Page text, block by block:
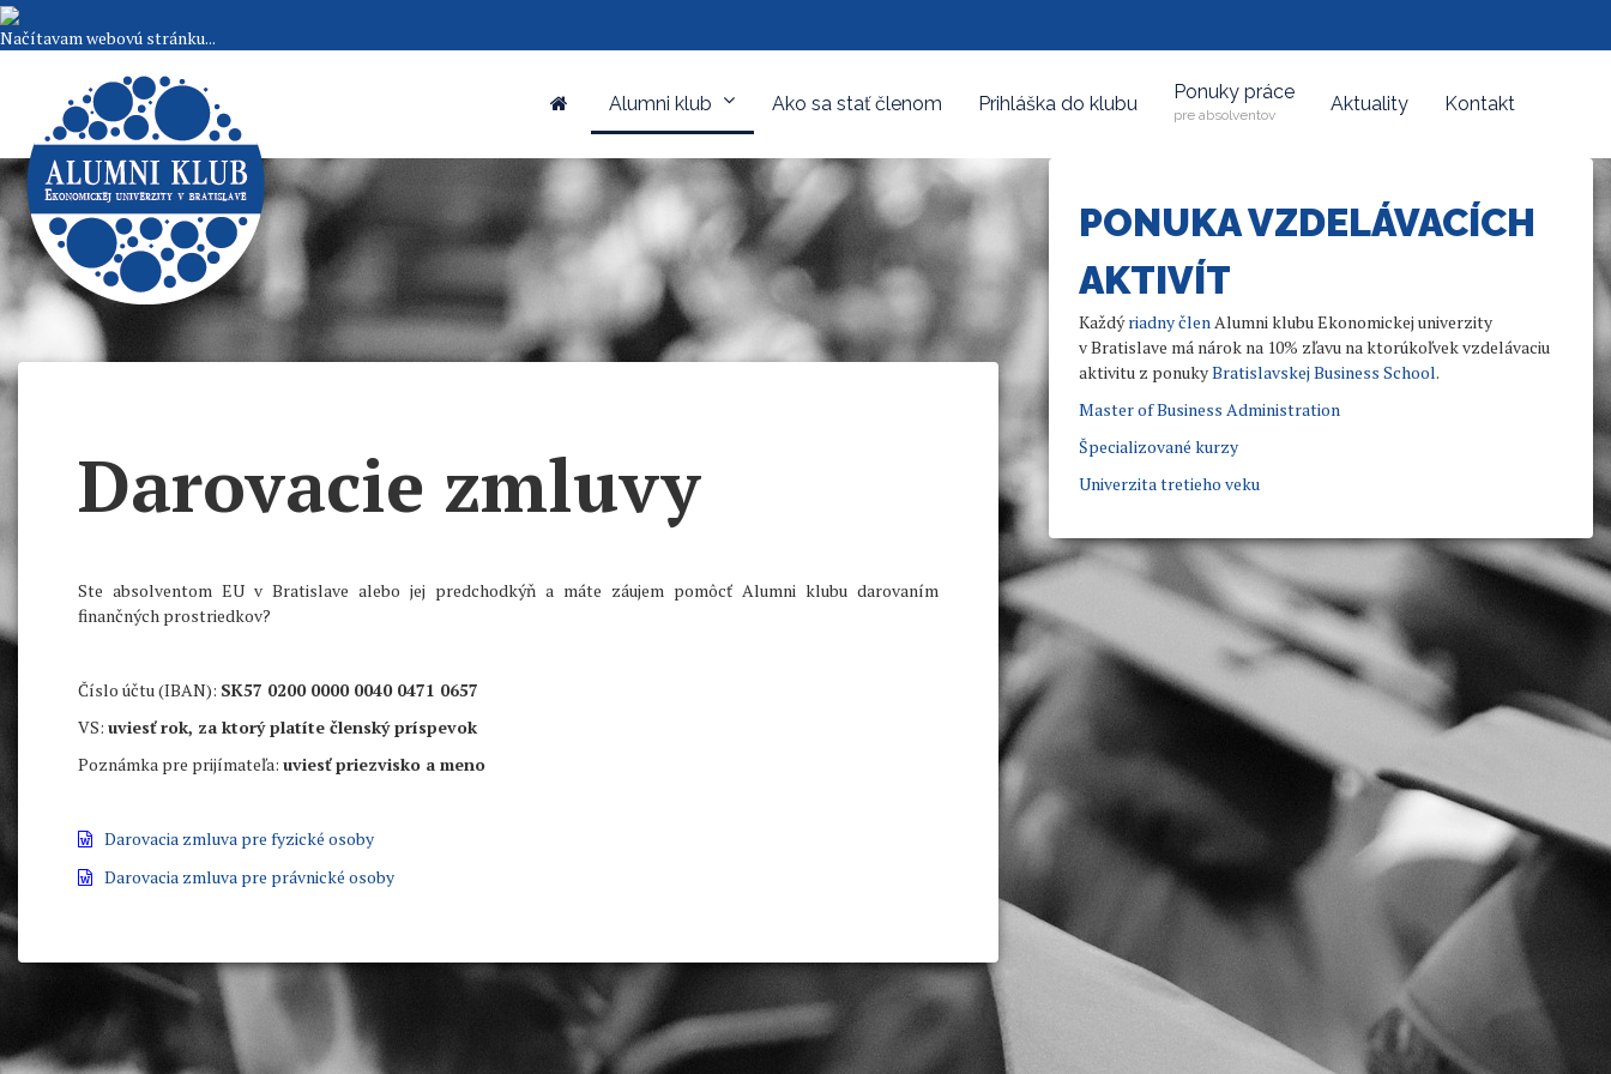
Načítavam webovú stránku...
Alumni klub Ako sa stať členom Prihláška do klubu
Ponuky práce
pre absolventov Aktuality Kontakt
Darovacie zmluvy
Ste absolventom EU v Bratislave alebo jej predchodkýň a máte záujem pomôcť Alumni klubu darovaním
finančných prostriedkov?
Číslo účtu (IBAN): SK57 0200 0000 0040 0471 0657
VS: uviesť rok, za ktorý platíte členský príspevok
Poznámka pre prijímateľa: uviesť priezvisko a meno
Darovacia zmluva pre fyzické osoby
Darovacia zmluva pre právnické osoby
PONUKA VZDELÁVACÍCH
AKTIVÍT
Každýriadny členAlumni klubu Ekonomickej univerzity
v Bratislave má nárok na 10% zľavu na ktorúkoľvek vzdelávaciu
aktivitu z ponukyBratislavskej Business School.
Master of Business Administration
Špecializované kurzy
Univerzita tretieho veku